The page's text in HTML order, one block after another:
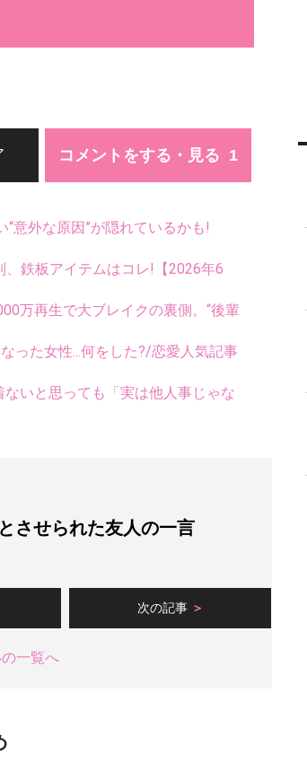
コメントをする・見る
意外な原因”が隠れているかも!
鉄板アイテムはコレ!【2026年6
万再生で大ブレイクの裏側。“後輩
った女性...何をした?/恋愛人気記事
いと思っても「実は他人事じゃな
させられた友人の一言
次の記事
一覧へ